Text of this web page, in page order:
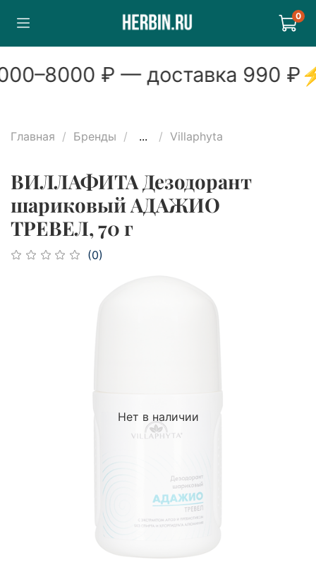
0
–8000₽ — доставка990₽
Главная Бренды ... Villaphyta
ВИЛЛАФИТА Дезодорант
шариковый АДАЖИО
ТРЕВЕЛ, 70 г
(0)
Нет в наличии